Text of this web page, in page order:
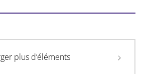
plus d’éléments